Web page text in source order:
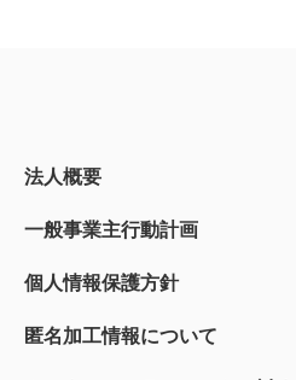
法人概要
一般事業主行動計画
個人情報保護方針
匿名加工情報について